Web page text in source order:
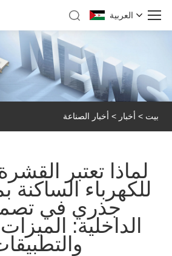
العربية
بيت > أخبار > أخبار الصناعة
لماذا تعتبر
للكهرباء الساكنة
جذري في
الداخلية: